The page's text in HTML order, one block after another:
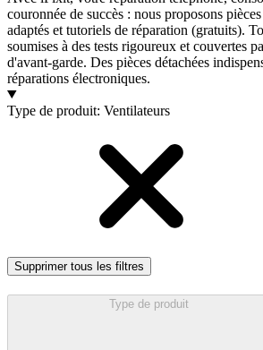
couronnée de succès : nous proposons
adaptés et tutoriels de réparation (gratuits).
soumises à des tests rigoureux et couvertes
d'avant-garde. Des pièces détachées
réparations électroniques.
Produits
Type de produit: Ventilateurs
Supprimer tous les filtres
Type de produit